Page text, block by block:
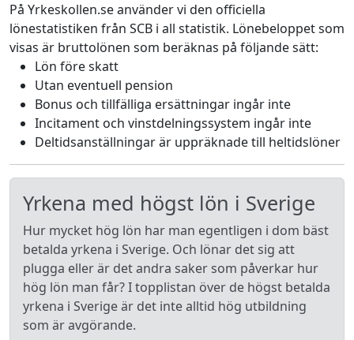
På Yrkeskollen.se använder vi den officiella
lönestatistiken från SCB i all statistik. Lönebeloppet som
visas är bruttolönen som beräknas på följande sätt:
Lön före skatt
Utan eventuell pension
Bonus och tillfälliga ersättningar ingår inte
Incitament och vinstdelningssystem ingår inte
Deltidsanställningar är uppräknade till heltidslöner
Yrkena med högst lön i Sverige
Hur mycket hög lön har man egentligen i dom bäst
betalda yrkena i Sverige. Och lönar det sig att
plugga eller är det andra saker som påverkar hur
hög lön man får? I topplistan över de högst betalda
yrkena i Sverige är det inte alltid hög utbildning
som är avgörande.